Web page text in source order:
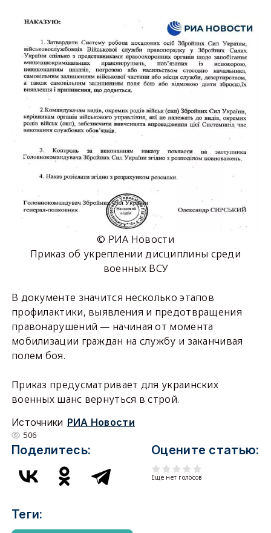
© РИА Новости
Приказ об укреплении дисциплины среди
военных ВСУ
В документе значится несколько этапов
профилактики, выявления и предотвращения
правонарушений — начиная от момента
мобилизации граждан на службу и заканчивая
полем боя.
Приказ предусматривает для украинских
военных шанс вернуться в строй.
Источники РИА Новости
506
Поделитесь: Оцените статью:
Еще нет голосов
Теги: